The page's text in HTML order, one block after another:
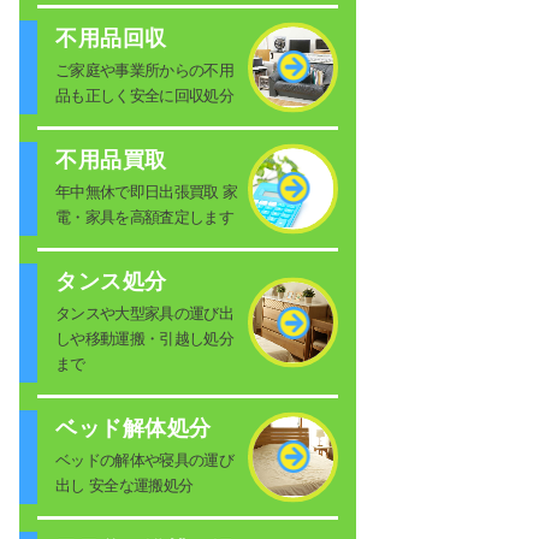
不用品回収
ご家庭や事業所からの不用
品も正しく安全に回収処分
不用品買取
年中無休で即日出張買取 家
電・家具を高額査定します
タンス処分
タンスや大型家具の運び出
しや移動運搬・引越し処分
まで
ベッド解体処分
ベッドの解体や寝具の運び
出し 安全な運搬処分